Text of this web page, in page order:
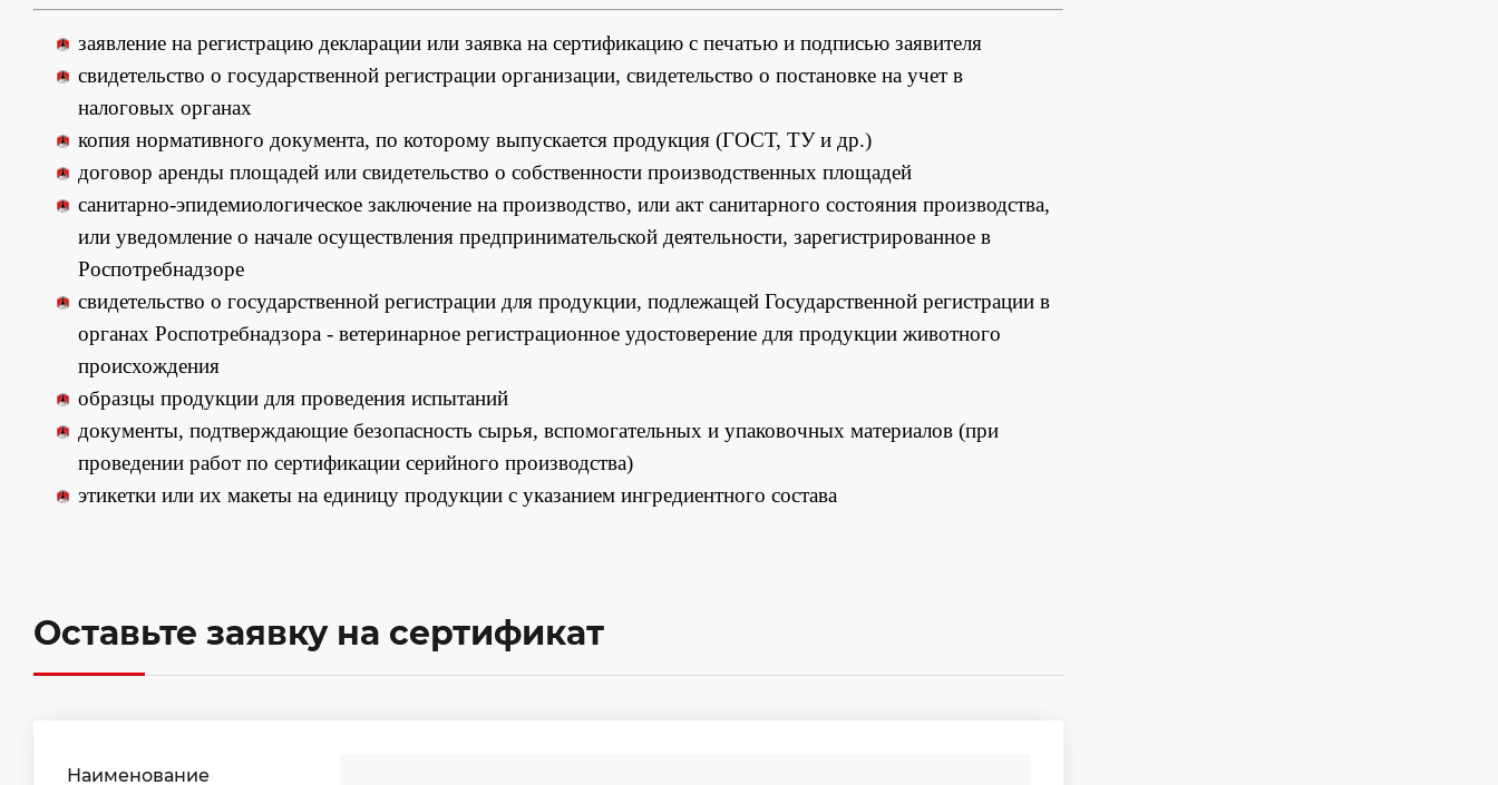
заявление на регистрацию декларации или заявка на сертификацию с печатью и подписью заявителя
свидетельство о государственной регистрации организации, свидетельство о постановке на учет в
налоговых органах
копия нормативного документа, по которому выпускается продукция (ГОСТ, ТУ и др.)
договор аренды площадей или свидетельство о собственности производственных площадей
санитарно-эпидемиологическое заключение на производство, или акт санитарного состояния производства,
или уведомление о начале осуществления предпринимательской деятельности, зарегистрированное в
Роспотребнадзоре
свидетельство о государственной регистрации для продукции, подлежащей Государственной регистрации в
органах Роспотребнадзора - ветеринарное регистрационное удостоверение для продукции животного
происхождения
образцы продукции для проведения испытаний
документы, подтверждающие безопасность сырья, вспомогательных и упаковочных материалов (при
проведении работ по сертификации серийного производства)
этикетки или их макеты на единицу продукции с указанием ингредиентного состава
Оставьте заявку на сертификат
Наименование